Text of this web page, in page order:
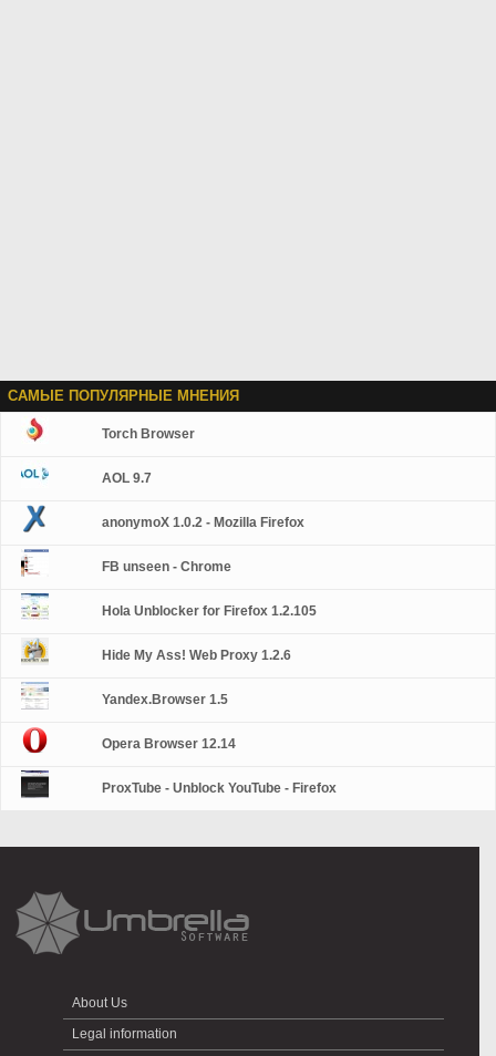
САМЫЕ ПОПУЛЯРНЫЕ МНЕНИЯ
Torch Browser
AOL 9.7
anonymoX 1.0.2 - Mozilla Firefox
FB unseen - Chrome
Hola Unblocker for Firefox 1.2.105
Hide My Ass! Web Proxy 1.2.6
Yandex.Browser 1.5
Opera Browser 12.14
ProxTube - Unblock YouTube - Firefox
About Us
Legal information